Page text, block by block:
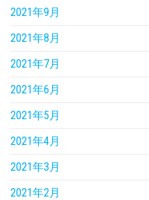
2021年9月
2021年8月
2021年7月
2021年6月
2021年5月
2021年4月
2021年3月
2021年2月